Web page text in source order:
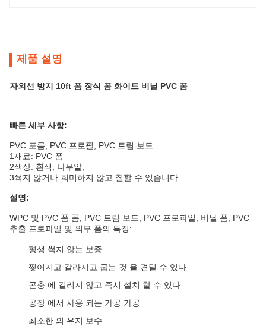
제품 설명
자외선 방지 10ft 폼 장식 폼 화이트 비닐 PVC 폼
빠른 세부 사항:
PVC 포름, PVC 프로필, PVC 트림 보드
1재료: PVC 폼
2색상: 흰색, 나무알;
3썩지 않거나 희미하지 않고 칠할 수 있습니다.
설명:
WPC 및 PVC 폼 폼, PVC 트림 보드, PVC 프로파일, 비닐 폼, PVC
추출 프로파일 및 외부 폼의 특징:
평생 썩지 않는 보증
찢어지고 갈라지고 굽는 것 을 견딜 수 있다
곤충 에 걸리지 않고 즉시 설치 할 수 있다
공장 에서 사용 되는 가공 가공
최소한 의 유지 보수